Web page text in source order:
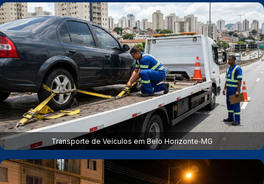
Transporte de Veículos em Belo Horizonte‑MG